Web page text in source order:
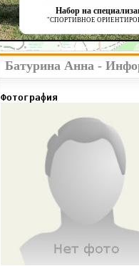
Набор на
"СПОРТИВНОЕ
Батурина Анна -
Фотография